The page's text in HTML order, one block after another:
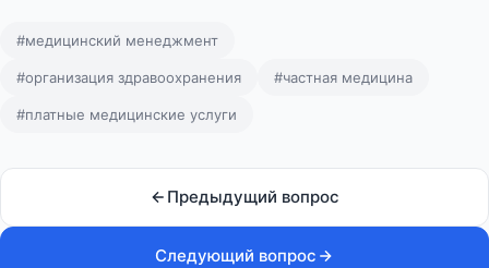
#медицинский менеджмент
#организация здравоохранения #частная медицина
#платные медицинские услуги
Предыдущий вопрос
Следующий вопрос